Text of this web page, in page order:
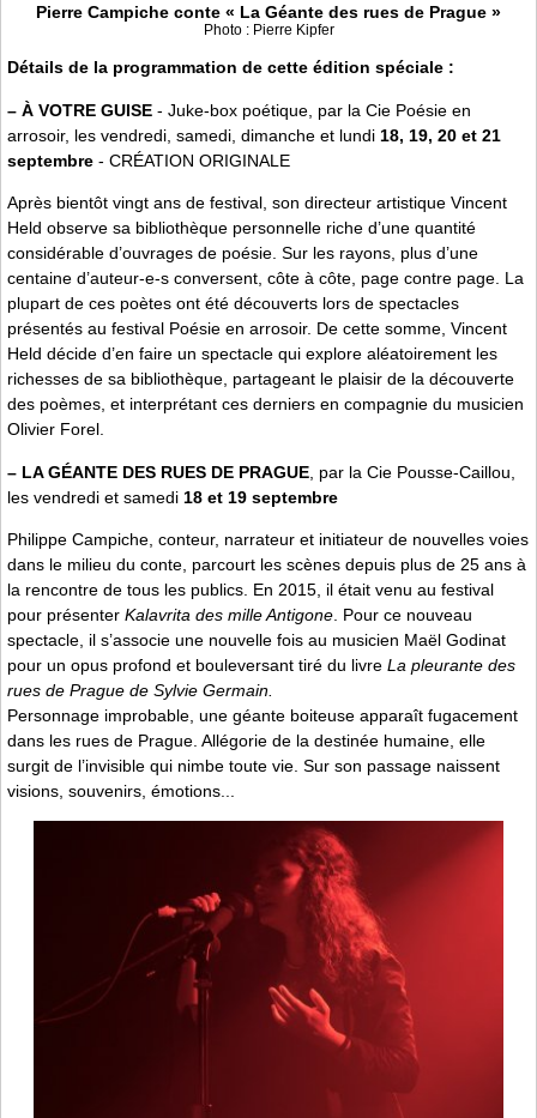
Pierre Campiche conte « La Géante des rues de Prague »
Photo : Pierre Kipfer
Détails de la programmation de cette édition spéciale :
– À VOTRE GUISE - Juke-box poétique, par la Cie Poésie en
arrosoir, les vendredi, samedi, dimanche et lundi 18, 19, 20 et 21
septembre - CRÉATION ORIGINALE
Après bientôt vingt ans de festival, son directeur artistique Vincent
Held observe sa bibliothèque personnelle riche d’une quantité
considérable d’ouvrages de poésie. Sur les rayons, plus d’une
centaine d’auteur-e-s conversent, côte à côte, page contre page. La
plupart de ces poètes ont été découverts lors de spectacles
présentés au festival Poésie en arrosoir. De cette somme, Vincent
Held décide d’en faire un spectacle qui explore aléatoirement les
richesses de sa bibliothèque, partageant le plaisir de la découverte
des poèmes, et interprétant ces derniers en compagnie du musicien
Olivier Forel.
– LA GÉANTE DES RUES DE PRAGUE , par la Cie Pousse-Caillou,
les vendredi et samedi 18 et 19 septembre
Philippe Campiche, conteur, narrateur et initiateur de nouvelles voies
dans le milieu du conte, parcourt les scènes depuis plus de 25 ans à
la rencontre de tous les publics. En 2015, il était venu au festival
pour présenter Kalavrita des mille Antigone . Pour ce nouveau
spectacle, il s’associe une nouvelle fois au musicien Maël Godinat
pour un opus profond et bouleversant tiré du livre La pleurante des
rues de Prague de Sylvie Germain.
Personnage improbable, une géante boiteuse apparaît fugacement
dans les rues de Prague. Allégorie de la destinée humaine, elle
surgit de l’invisible qui nimbe toute vie. Sur son passage naissent
visions, souvenirs, émotions...